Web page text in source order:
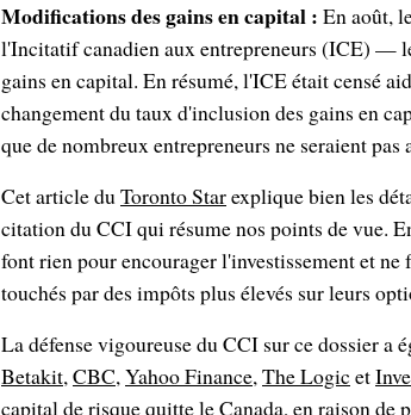
Modifications des gains en capital : En août,
l'Incitatif canadien aux entrepreneurs (ICE) —
gains en capital. En résumé, l'ICE était censé
changement du taux d'inclusion des gains en
que de nombreux entrepreneurs ne seraient pas
Cet article duToronto Starexplique bien les
citation du CCI qui résume nos points de vue.
font rien pour encourager l'investissement et
touchés par des impôts plus élevés sur leurs
La défense vigoureuse du CCI sur ce dossier a
Betakit,CBC,Yahoo Finance,The Logic et
capital de risque quitte le Canada, en raison de